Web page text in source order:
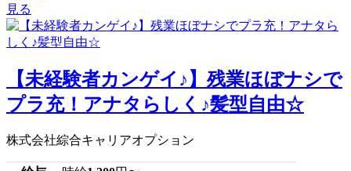
見る
【未経験者カンゲイ♪】残業ほぼナシで
プラ充！アナタらしく♪髪型自由☆
株式会社綜合キャリアオプション